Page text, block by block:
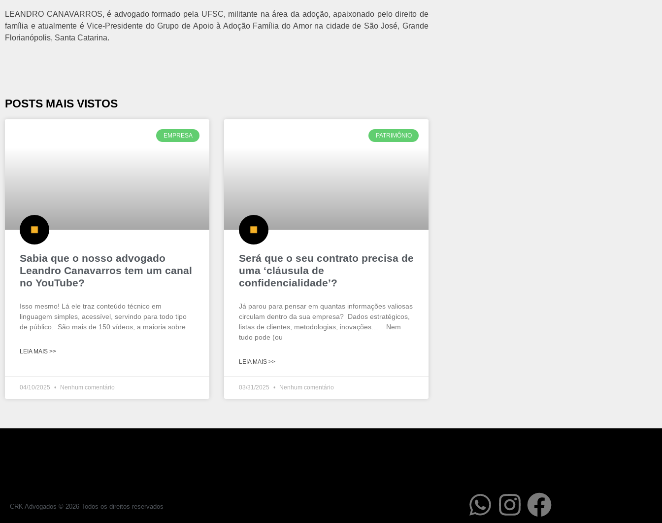
LEANDRO CANAVARROS, é advogado formado pela UFSC, militante na área da adoção, apaixonado pelo direito de
família e atualmente é Vice-Presidente do Grupo de Apoio à Adoção Família do Amor na cidade de São José, Grande
Florianópolis, Santa Catarina.
POSTS MAIS VISTOS
EMPRESA
Sabia que o nosso advogado
Leandro Canavarros tem um canal
no YouTube?
Isso mesmo! Lá ele traz conteúdo técnico em
linguagem simples, acessível, servindo para todo tipo
de público. São mais de 150 vídeos, a maioria sobre
LEIA MAIS >>
04/10/2025 Nenhum comentário
PATRIMÔNIO
Será que o seu contrato precisa de
uma ‘cláusula de
confidencialidade’?
Já parou para pensar em quantas informações valiosas
circulam dentro da sua empresa? Dados estratégicos,
listas de clientes, metodologias, inovações… Nem
tudo pode (ou
LEIA MAIS >>
03/31/2025 Nenhum comentário
CRK Advogados © 2026 Todos os direitos reservados